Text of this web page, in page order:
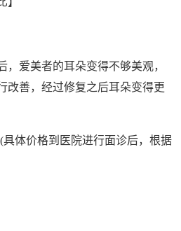
爱美者的耳朵变得不够美观，
改善，经过修复之后耳朵变得更
具体价格到医院进行面诊后，根据